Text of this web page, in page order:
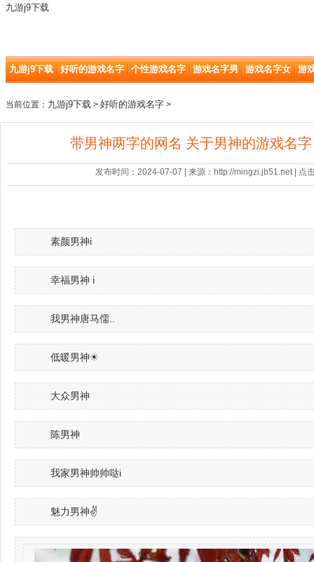
九游j9下载
九游j9下载 好听的游戏名字 个性游戏名字 游戏名字男 游戏名字女 游
当前位置： 九游j9下载 > 好听的游戏名字 >
带男神两字的网名 关于男神的游戏名
发布时间：2024-07-07 | 来源：http://mingzi.jb51.net | 点
素颜男神i
幸福男神 i
我男神唐马儒..
低暖男神☀
大众男神
陈男神
我家男神帅帅哒i
魅力男神✌